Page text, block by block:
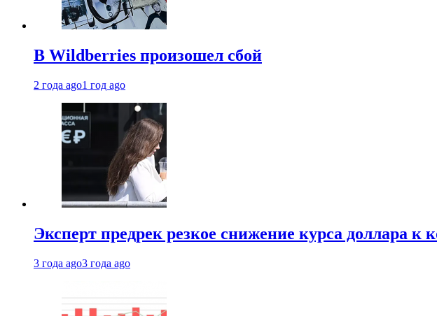
В Wildberries произошел сбой
2 года ago1 год ago
Эксперт предрек резкое снижение курса доллара к
3 года ago3 года ago